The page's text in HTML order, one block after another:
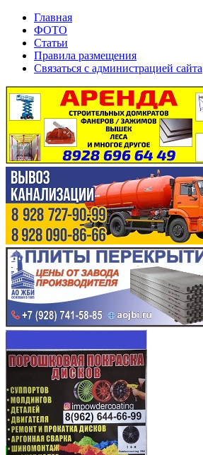
Главная
ФОТО
Статьи
Правила размещения
Связаться с администрацией сайта